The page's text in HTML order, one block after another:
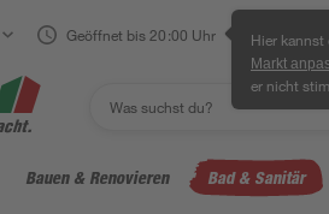
Geöffnet bis 20:00 Uhr Hier kannst
Markt
er nicht
Bauen & Renovieren Bad & Sanitär